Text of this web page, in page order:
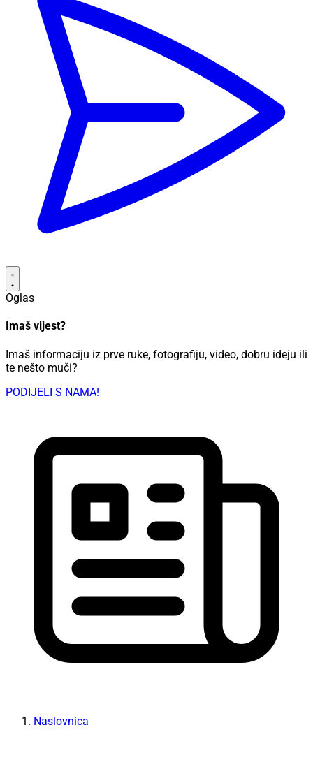
Oglas
Imaš vijest?
Imaš informaciju iz prve ruke, fotografiju, video, dobru ideju ili
te nešto muči?
PODIJELI S NAMA!
Naslovnica